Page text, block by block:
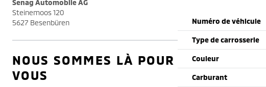
Numéro de véhicule
Type de carrosserie
Couleur
Carburant
Senag Automobile AG
Steinemoos 120
5627 Besenbüren
NOUS SOMMES LÀ POUR
VOUS